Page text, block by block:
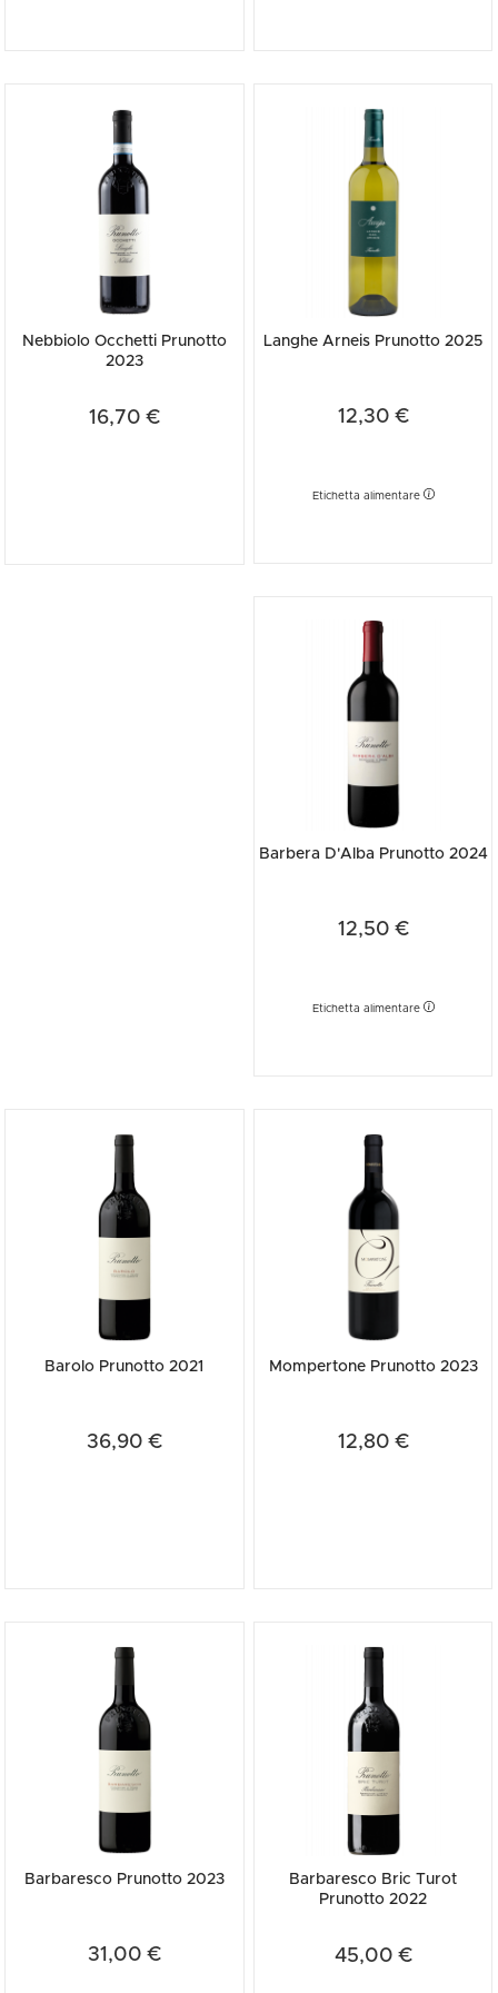
Nebbiolo Occhetti Prunotto
2023
16,70 €
Langhe Arneis Prunotto 2025
12,30 €
Etichetta alimentare
Barbera D'Alba Prunotto 2024
12,50 €
Etichetta alimentare
Barolo Prunotto 2021
36,90 €
Mompertone Prunotto 2023
12,80 €
Barbaresco Prunotto 2023
31,00 €
Barbaresco Bric Turot
Prunotto 2022
45,00 €